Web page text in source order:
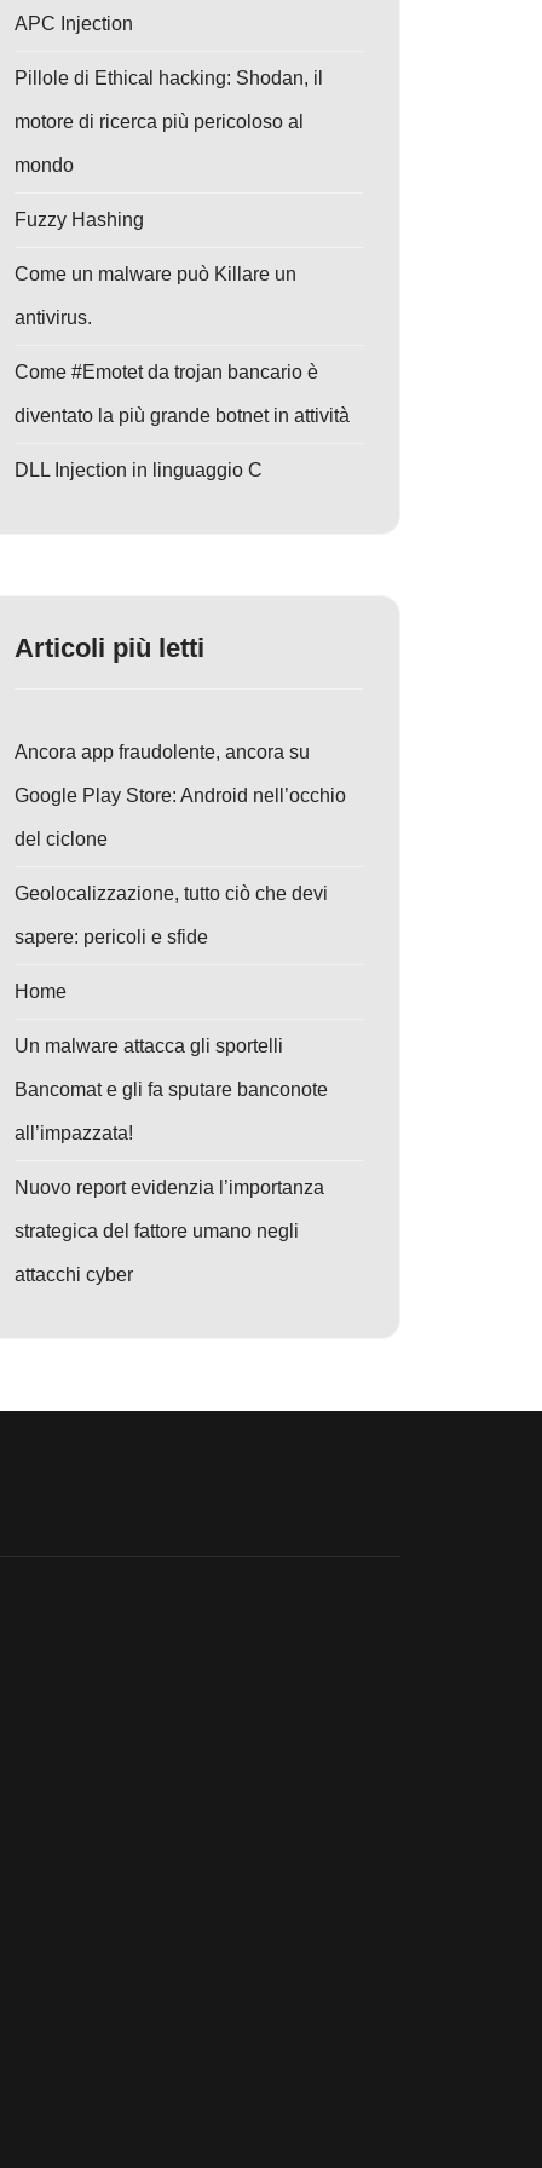
APC Injection
Pillole di Ethical hacking: Shodan, il
motore di ricerca più pericoloso al
mondo
Fuzzy Hashing
Come un malware può Killare un
antivirus.
Come #Emotet da trojan bancario è
diventato la più grande botnet in attività
DLL Injection in linguaggio C
Articoli più letti
Ancora app fraudolente, ancora su
Google Play Store: Android nell’occhio
del ciclone
Geolocalizzazione, tutto ciò che devi
sapere: pericoli e sfide
Home
Un malware attacca gli sportelli
Bancomat e gli fa sputare banconote
all’impazzata!
Nuovo report evidenzia l’importanza
strategica del fattore umano negli
attacchi cyber